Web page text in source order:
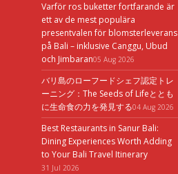
Varför ros buketter fortfarande är
ett av de mest populära
presentvalen för blomsterleverans
på Bali – inklusive Canggu, Ubud
och Jimbaran05 Aug 2026
バリ島のローフードシェフ認定トレ
ーニング：The Seeds of Lifeととも
に生命食の力を発見する04 Aug 2026
Best Restaurants in Sanur Bali:
Dining Experiences Worth Adding
to Your Bali Travel Itinerary
31 Jul 2026